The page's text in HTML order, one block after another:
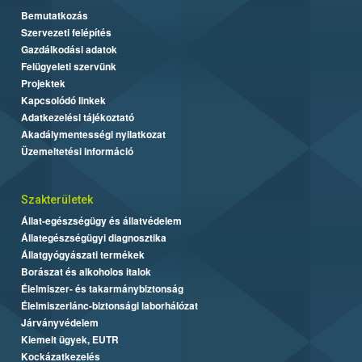
Bemutatkozás
Szervezeti felépítés
Gazdálkodási adatok
Felügyeleti szervünk
Projektek
Kapcsolódó linkek
Adatkezelési tájékoztató
Akadálymentességi nyilatkozat
Üzemeltetési információ
Szakterületek
Állat-egészségügy és állatvédelem
Állategészségügyi diagnosztika
Állatgyógyászati termékek
Borászat és alkoholos italok
Élelmiszer- és takarmánybiztonság
Élelmiszerlánc-biztonsági laborhálózat
Járványvédelem
Kiemelt ügyek, EUTR
Kockázatkezelés